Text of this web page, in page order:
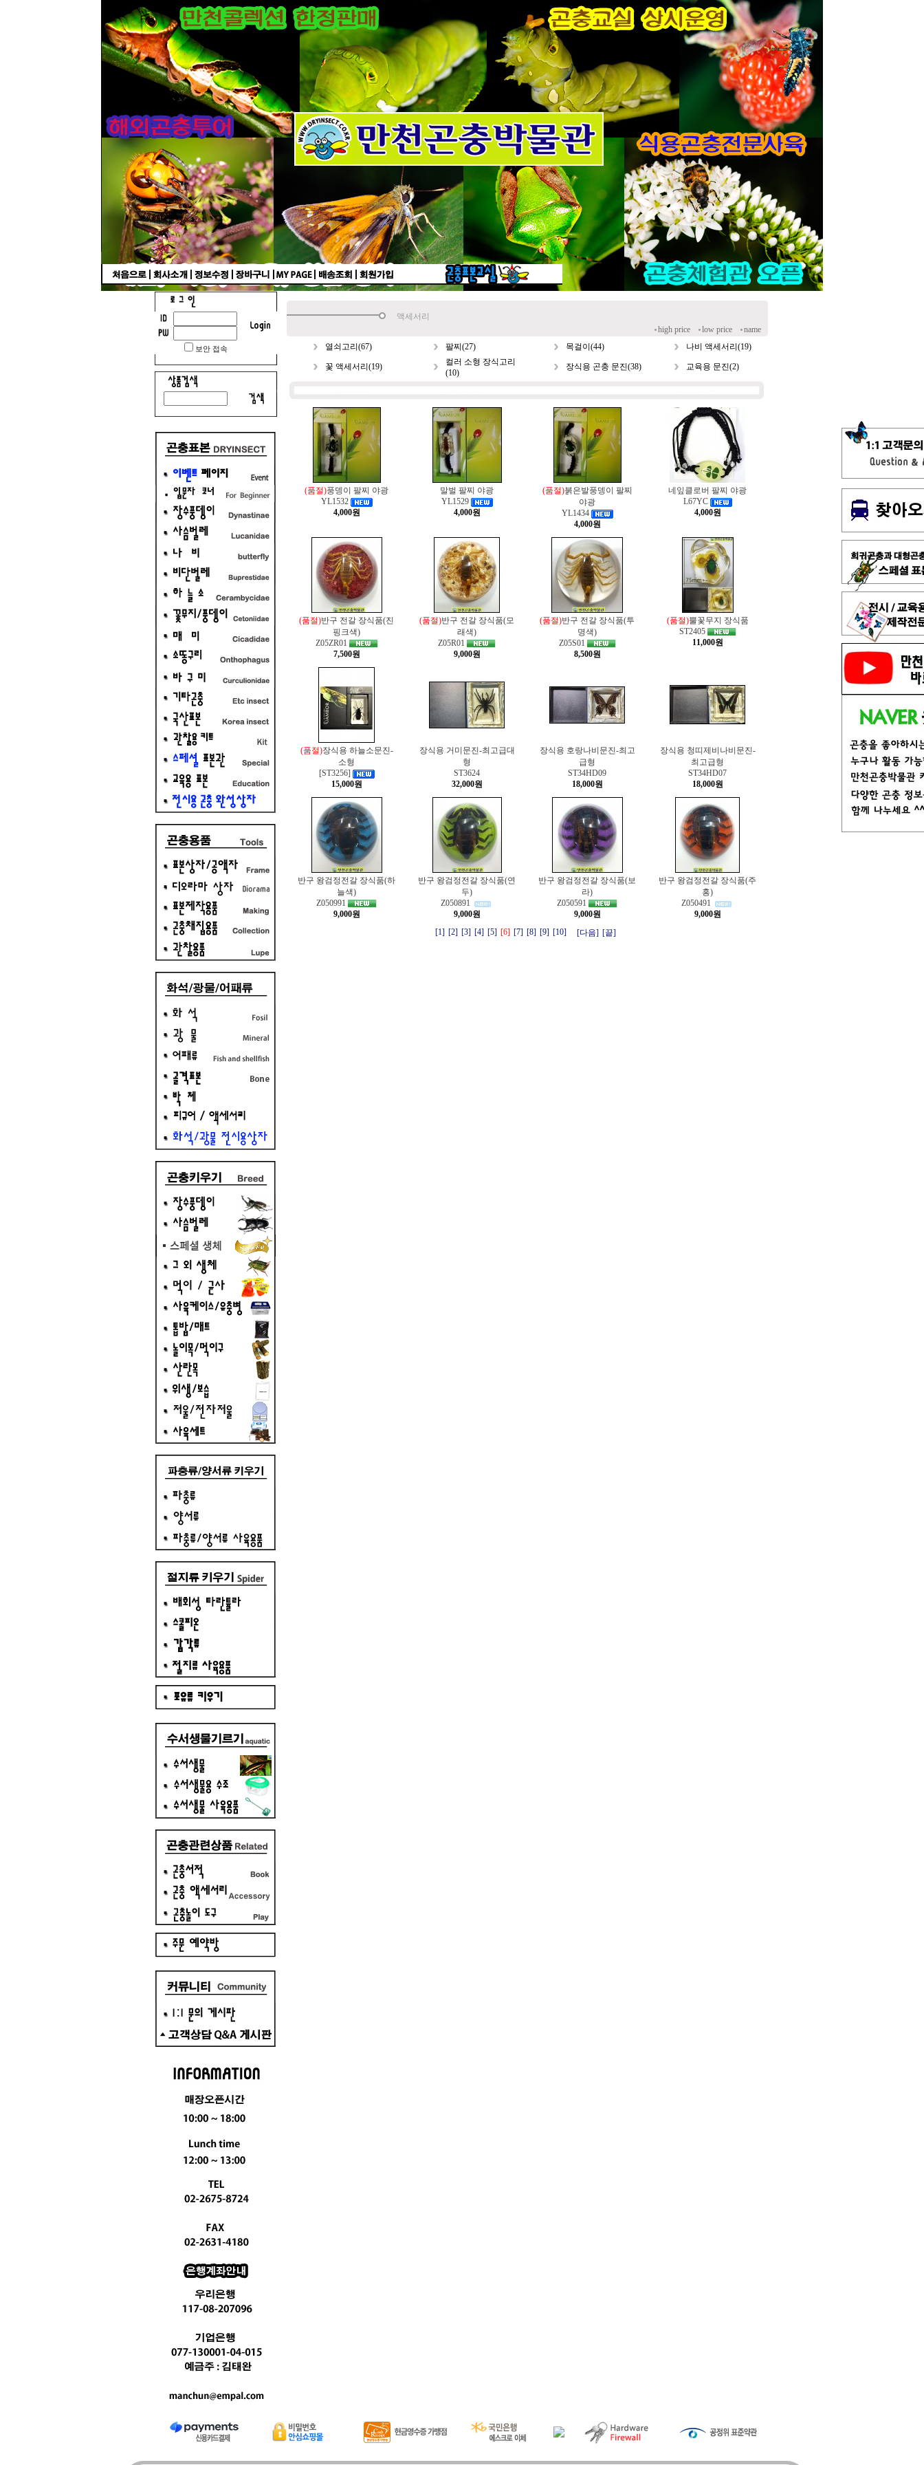
보안 접속
액세서리
high price
low price
name
열쇠고리(67)
팔찌(27) 목걸이(44) 나비 액세서리(19)
꽃 액세서리(19)
컬러 소형 장식고리
(10)
장식용 곤충 문진(38) 교육용 문진(2)
(품절)풍뎅이 팔찌 야광
YL1532
4,000원
말벌 팔찌 야광
YL1529
4,000원
(품절)붉은발풍뎅이 팔찌
야광
YL1434
4,000원
네잎클로버 팔찌 야광
L67YC
4,000원
(품절)반구 전갈 장식품(진
핑크색)
Z05ZR01
7,500원
(품절)반구 전갈 장식품(모
래색)
Z05R01
9,000원
(품절)반구 전갈 장식품(투
명색)
Z05S01
8,500원
(품절)뿔꽃무지 장식품
ST2405
11,000원
(품절)장식용 하늘소문진-
소형
[ST3256]
15,000원
장식용 거미문진-최고급대
형
ST3624
32,000원
장식용 호랑나비문진-최고
급형
ST34HD09
18,000원
장식용 청띠제비나비문진-
최고급형
ST34HD07
18,000원
반구 왕검정전갈 장식품(하
늘색)
Z050991
9,000원
반구 왕검정전갈 장식품(연
두)
Z050891
9,000원
반구 왕검정전갈 장식품(보
라)
Z050591
9,000원
반구 왕검정전갈 장식품(주
홍)
Z050491
9,000원
[1] [2] [3] [4] [5] [6] [7] [8] [9] [10] [다음] [끝]